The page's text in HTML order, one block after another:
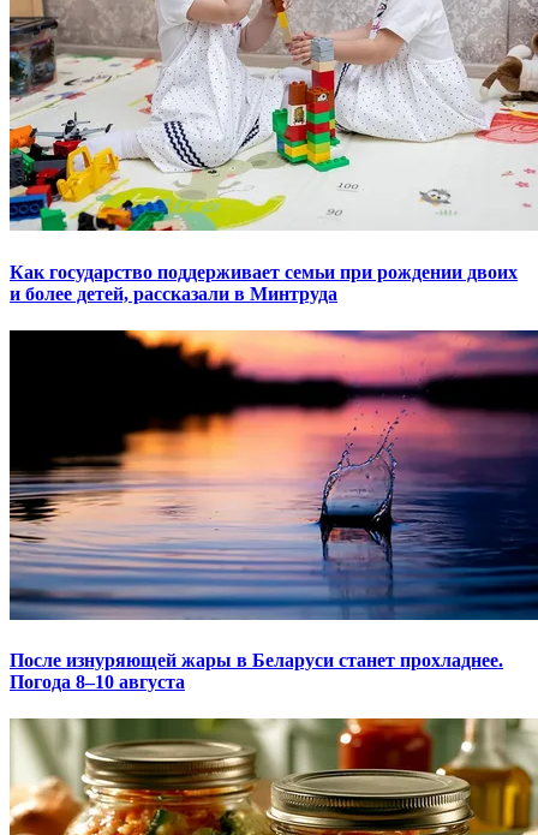
Как государство поддерживает семьи при рождении двоих
и более детей, рассказали в Минтруда
После изнуряющей жары в Беларуси станет прохладнее.
Погода 8–10 августа